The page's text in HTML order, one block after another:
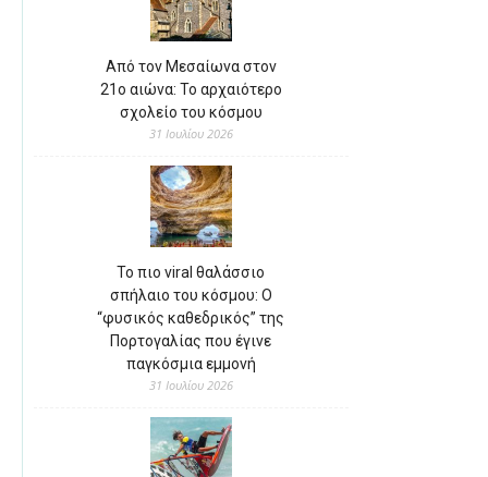
Από τον Μεσαίωνα στον
21ο αιώνα: Το αρχαιότερο
σχολείο του κόσμου
31 Ιουλίου 2026
Το πιο viral θαλάσσιο
σπήλαιο του κόσμου: Ο
“φυσικός καθεδρικός” της
Πορτογαλίας που έγινε
παγκόσμια εμμονή
31 Ιουλίου 2026